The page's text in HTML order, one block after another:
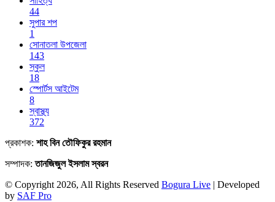
44
সুপার শপ
1
সোনাতলা উপজেলা
143
স্কুল
18
স্পোর্টস আইটেম
8
স্বাস্থ্য
372
প্রকাশক: শাহ বিন তৌফিকুর রহমান
সম্পাদক:তানজিজুল ইসলাম স্বরন
© Copyright 2026, All Rights Reserved Bogura Live | Developed
by SAF Pro